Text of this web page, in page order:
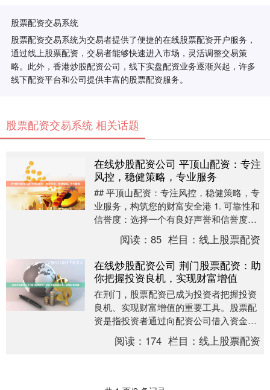
股票配资交易系统
股票配资交易系统为交易者提供了便捷的在线股票配资开户服务，
通过线上股票配资，交易者能够快速进入市场，灵活调整交易策
略。此外，香港炒股配资公司，线下实盘配资业务逐渐兴起，许多
线下配资平台和公司提供丰富的股票配资服务。
股票配资交易系统 相关话题
在线炒股配资公司 平顶山配资：专注
风控，稳健策略，专业服务
## 平顶山配资：专注风控，稳健策略，专
业服务，构筑您的财富安全港 1. 可靠性和
信誉度：选择一个有良好声誉和信誉度的
平台，可以通过查看平台的注册资质、用
户评价....阅读：85 栏目：线上股票配资
在线炒股配资公司 荆门股票配资：助
你把握投资良机，实现财富增值
在荆门，股票配资已成为投资者把握投资
良机、实现财富增值的重要工具。股票配
资是指投资者通过向配资公司借入资金，
扩大投资规模的一种融资方式。 2. 研究市
场趋势：通....
阅读： 174 栏目：线上股票配资